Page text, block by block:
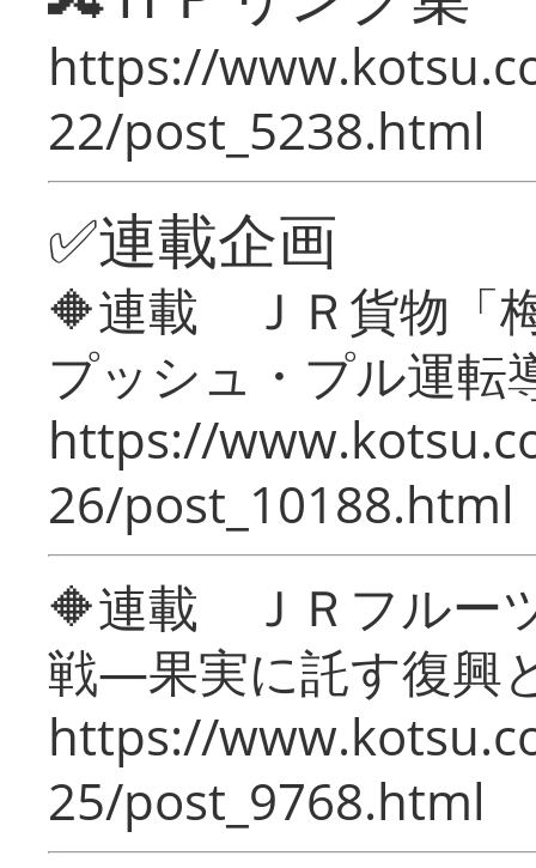
https://
22/post_5238.html
✅連載企画
🔶連載 ＪＲ貨物「
プッシュ・プル運転
https://
26/post_10188.html
🔶連載 ＪＲフルー
戦―果実に託す復興
https://
25/post_9768.html